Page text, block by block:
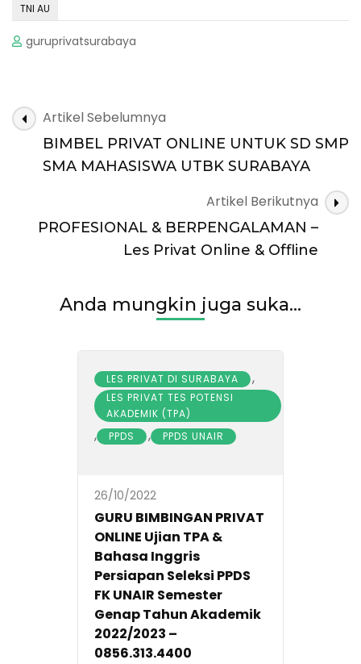
TNI AU
guruprivatsurabaya
Navigasi
Artikel
Artikel Sebelumnya
BIMBEL PRIVAT ONLINE UNTUK SD SMP
SMA MAHASISWA UTBK SURABAYA
Artikel Berikutnya
PROFESIONAL & BERPENGALAMAN –
Les Privat Online & Offline
Anda mungkin juga suka...
LES PRIVAT DI SURABAYA ,
LES PRIVAT TES POTENSI
AKADEMIK (TPA)
, PPDS , PPDS UNAIR
26/10/2022
GURU BIMBINGAN PRIVAT
ONLINE Ujian TPA &
Bahasa Inggris
Persiapan Seleksi PPDS
FK UNAIR Semester
Genap Tahun Akademik
2022/2023 –
0856.313.4400